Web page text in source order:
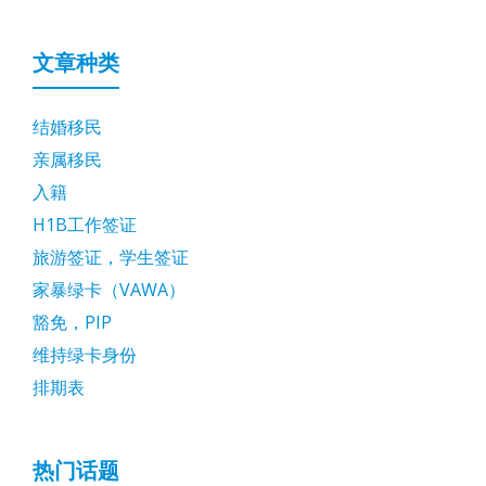
文章种类
结婚移民
亲属移民
入籍
H1B工作签证
旅游签证，学生签证
家暴绿卡（VAWA）
豁免，PIP
维持绿卡身份
排期表
热门话题